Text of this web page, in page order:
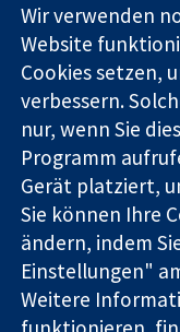
Entscheidungen
Bessere
Gesundheit
Die Cochrane
(Nr. 1045921) und in
mit beschränkter
Umsatzsteuer-
Copyright © 2026 The
Bedingungen für die
Datenschutz|Cookie-
Wir verwenden
Website
Cookies setzen,
verbessern.
nur, wenn Sie
Programm
Gerät platziert,
Sie können Ihre
ändern, indem
Einstellungen"
Weitere